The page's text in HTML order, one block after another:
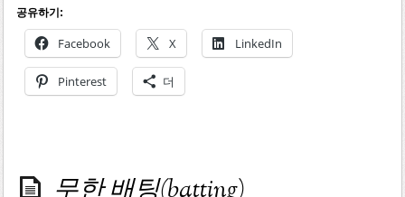
공유하기:
Facebook X LinkedIn
Pinterest 더